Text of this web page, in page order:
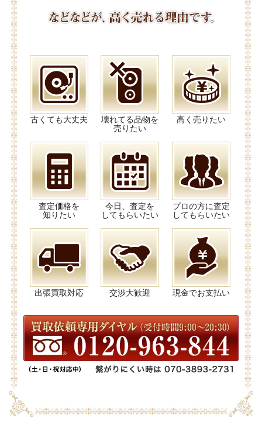
古くても大丈夫
壊れてる品物を
売りたい
高く売りたい
査定価格を
知りたい
今日、査定を
してもらいたい
プロの方に査定
してもらいたい
出張買取対応 交渉大歓迎 現金でお支払い